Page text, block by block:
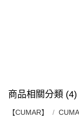
商品相關分類 (4)
【CUMAR】